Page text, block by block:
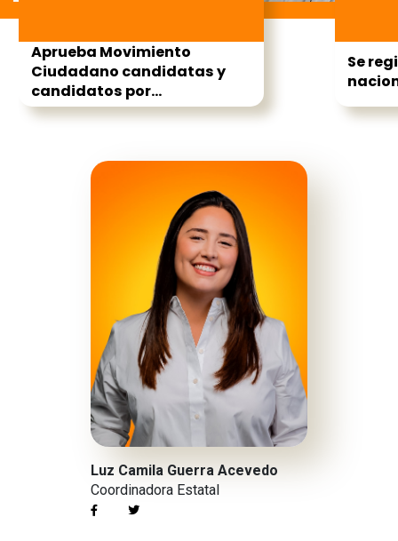
Aprueba Movimiento
Ciudadano candidatas y
candidatos por...
Se
Luz Camila Guerra Acevedo
Coordinadora Estatal